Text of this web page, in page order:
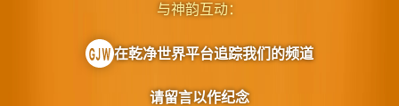
与神韵互动：
在乾净世界平台追踪我们的频道
请留言以作纪念